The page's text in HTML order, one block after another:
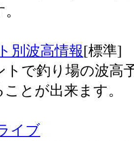
別波高情報[標準]
トで釣り場の波高
とが出来ます。
イブ